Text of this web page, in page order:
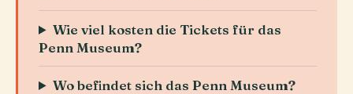
Wie viel kosten die Tickets für das
Penn Museum?
Wo befindet sich das Penn Museum?